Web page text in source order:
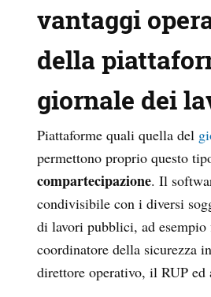
vantaggi
della
giornale dei
Piattaforme quali quella del
permettono proprio questo
compartecipazione. Il
condivisibile con i diversi
di lavori pubblici, ad
coordinatore della sicurezza
direttore operativo, il RUP ed